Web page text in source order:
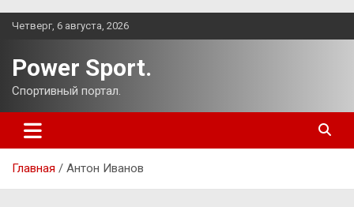
Перейти
Четверг, 6 августа, 2026
Power Sport.
Спортивный портал.
Главная Антон Иванов